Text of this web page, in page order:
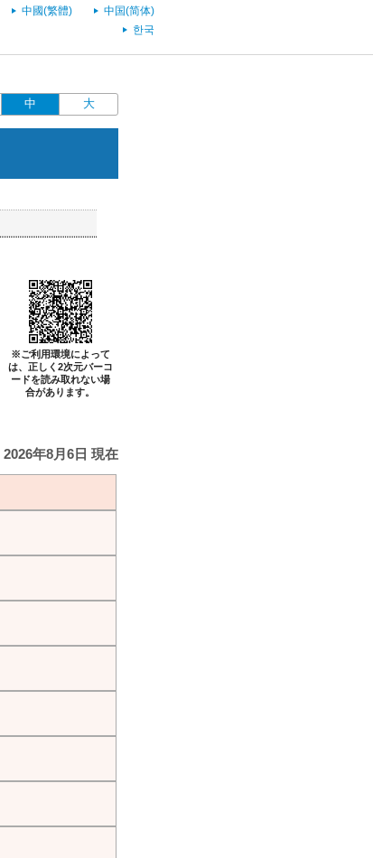
中國(繁體)
中国(简体)
한국
中 大
※ご利用環境によって
は、正しく2次元バーコ
ードを読み取れない場
合があります。
2026年8月6日 現在